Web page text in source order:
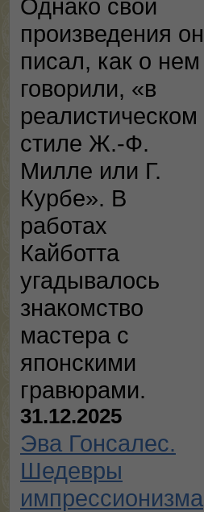
Однако свои
произведения он
писал, как о нем
говорили, «в
реалистическом
стиле Ж.-Ф.
Милле или Г.
Курбе». В
работах
Кайботта
угадывалось
знакомство
мастера с
японскими
гравюрами.
31.12.2025
Эва Гонсалес.
Шедевры
импрессионизма